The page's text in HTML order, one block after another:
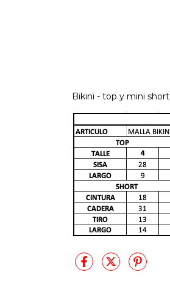
Bikini - top y mini short